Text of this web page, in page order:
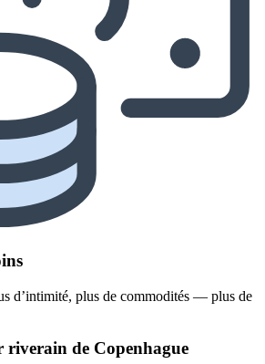
d’intimité, plus de commodités — plus de
riverain de Copenhague